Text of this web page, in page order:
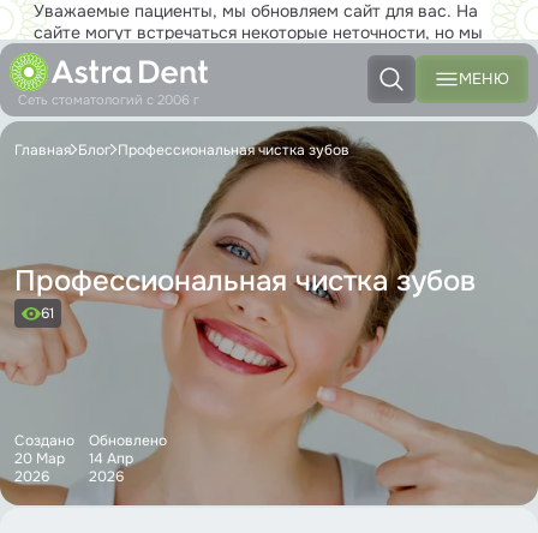
Уважаемые пациенты, мы обновляем сайт для вас. На
сайте могут встречаться некоторые неточности, но мы
работаем над тем, чтобы совсем скоро вы с
удовольствием могли пользоваться новым сайтом в полной
мере!
Сеть стоматологий с 2006 г
МЕНЮ
Главная Блог Профессиональная чистка зубов
Профессиональная чистка зубов
61
Создано
20 Мар
2026
Обновлено
14 Апр
2026